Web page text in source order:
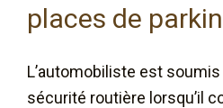
places de
L’automobiliste est
sécurité routière lorsqu’il